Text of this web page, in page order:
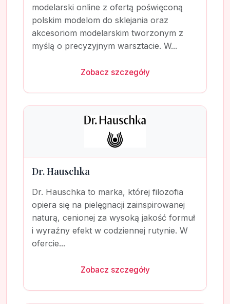
modelarski online z ofertą poświęconą
polskim modelom do sklejania oraz
akcesoriom modelarskim tworzonym z
myślą o precyzyjnym warsztacie. W...
Zobacz szczegóły
Dr. Hauschka
Dr. Hauschka to marka, której filozofia
opiera się na pielęgnacji zainspirowanej
naturą, cenionej za wysoką jakość formuł
i wyraźny efekt w codziennej rutynie. W
ofercie...
Zobacz szczegóły